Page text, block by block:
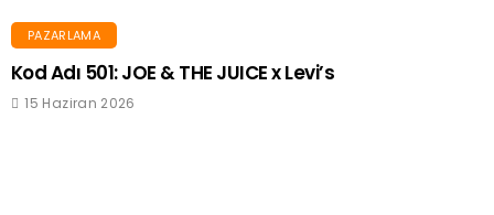
PAZARLAMA
Kod Adı 501: JOE & THE JUICE x Levi’s
15 Haziran 2026